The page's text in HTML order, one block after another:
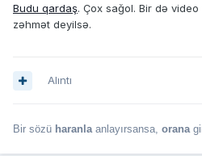
Budu qardaş. Çox sağol. Bir də
zəhmət deyilsə.
Alıntı
Bir sözü haranla anlayırsansa, orana